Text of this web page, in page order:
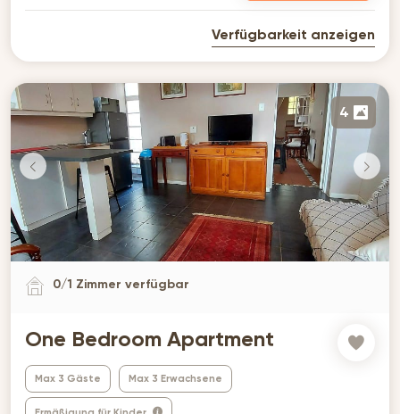
Verfügbarkeit anzeigen
4
0/1 Zimmer verfügbar
One Bedroom Apartment
Max 3 Gäste Max 3 Erwachsene